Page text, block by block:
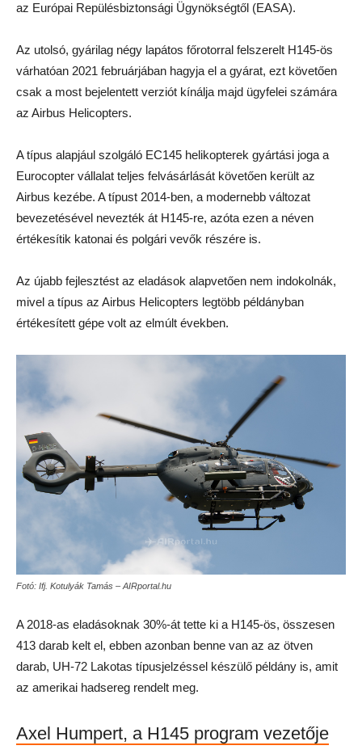
az Európai Repülésbiztonsági Ügynökségtől (EASA).
Az utolsó, gyárilag négy lapátos főrotorral felszerelt H145-ös
várhatóan 2021 februárjában hagyja el a gyárat, ezt követően
csak a most bejelentett verziót kínálja majd ügyfelei számára
az Airbus Helicopters.
A típus alapjául szolgáló EC145 helikopterek gyártási joga a
Eurocopter vállalat teljes felvásárlását követően került az
Airbus kezébe. A típust 2014-ben, a modernebb változat
bevezetésével nevezték át H145-re, azóta ezen a néven
értékesítik katonai és polgári vevők részére is.
Az újabb fejlesztést az eladások alapvetően nem indokolnák,
mivel a típus az Airbus Helicopters legtöbb példányban
értékesített gépe volt az elmúlt években.
Fotó: Ifj. Kotulyák Tamás – AIRportal.hu
A 2018-as eladásoknak 30%-át tette ki a H145-ös, összesen
413 darab kelt el, ebben azonban benne van az az ötven
darab, UH-72 Lakotas típusjelzéssel készülő példány is, amit
az amerikai hadsereg rendelt meg.
Axel Humpert, a H145 program vezetője